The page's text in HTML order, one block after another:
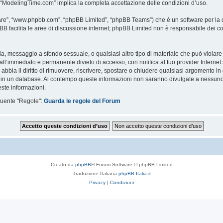
implica la completa accettazione delle condizioni d’uso.
“www.phpbb.com”, “phpBB Limited”, “phpBB Teams”) che è un software per
facilita le aree di discussione internet; phpBB Limited non è responsabile dei
messaggio a sfondo sessuale, o qualsiasi altro tipo di materiale che può
e permanente divieto di accesso, con notifica al tuo provider
il diritto di rimuovere, riscrivere, spostare o chiudere qualsiasi argomento
database. Al contempo queste informazioni non saranno divulgate a
informazioni.
"Regole": Guarda le regole del Forum
Creato da phpBB® Forum Software © phpBB Limited
Traduzione Italiana phpBB-Italia.it
Privacy | Condizioni